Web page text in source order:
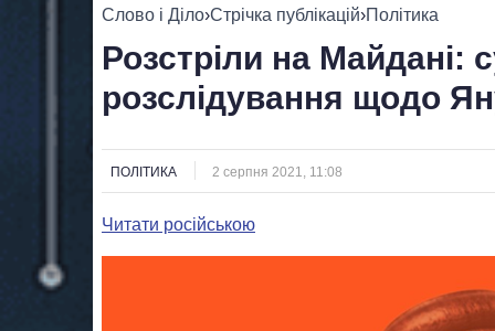
УСІ ПОЛІТИКИ ПРЕЗИДЕНТ І ОФІС
Слово і Діло›Стрічка публікацій›Політика
Розстріли на Майдані:
розслідування щодо
ПОЛІТИКА 2 серпня 2021, 11:08
Читати російською